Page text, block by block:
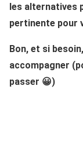
les alternatives
pertinente pour
Bon, et si
accompagner
passer 😀)